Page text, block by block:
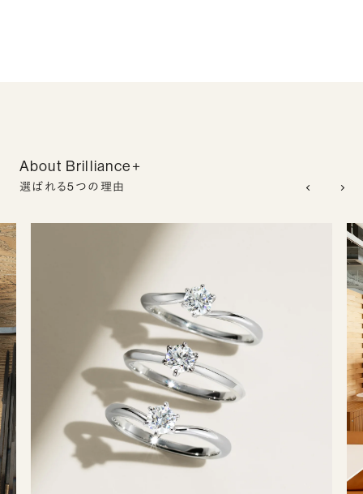
About Brilliance+
選ばれる5つの理由